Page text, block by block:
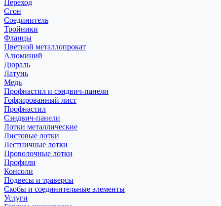
Переход
Сгон
Соединитель
Тройники
Фланцы
Цветной металлопрокат
Алюминий
Дюраль
Латунь
Медь
Профнастил и сэндвич-панели
Гофрированный лист
Профнастил
Сэндвич-панели
Лотки металлические
Листовые лотки
Лестничные лотки
Проволочные лотки
Профили
Консоли
Подвесы и траверсы
Скобы и соединительные элементы
Услуги